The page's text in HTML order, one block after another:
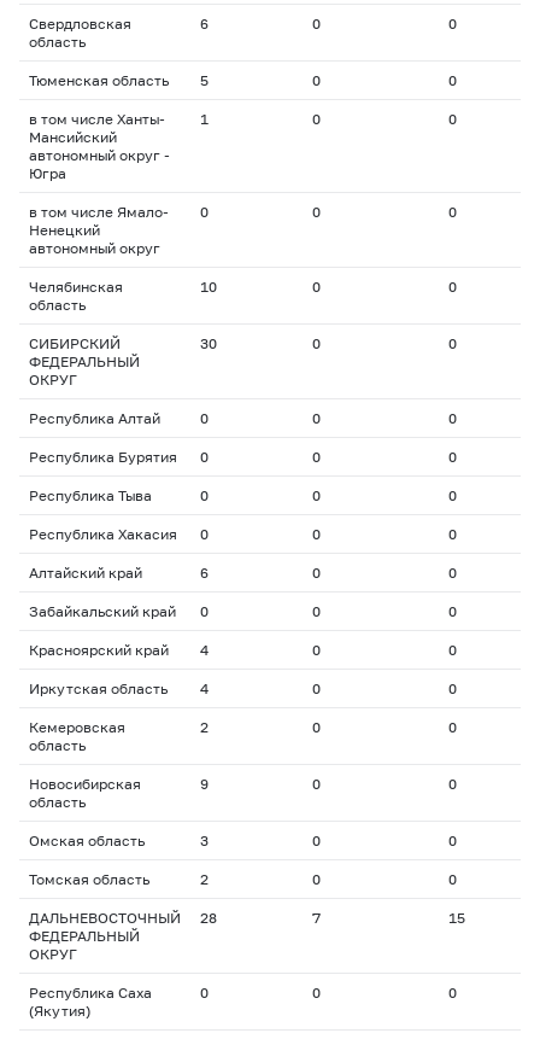
Свердловская
область
6 0 0
Тюменская область 5 0 0
в том числе Ханты-
Мансийский
автономный округ -
Югра
1 0 0
в том числе Ямало-
Ненецкий
автономный округ
0 0 0
Челябинская
область
10 0 0
СИБИРСКИЙ
ФЕДЕРАЛЬНЫЙ
ОКРУГ
30 0 0
Республика Алтай 0 0 0
Республика Бурятия 0 0 0
Республика Тыва 0 0 0
Республика Хакасия 0 0 0
Алтайский край 6 0 0
Забайкальский край 0 0 0
Красноярский край 4 0 0
Иркутская область 4 0 0
Кемеровская
область
2 0 0
Новосибирская
область
9 0 0
Омская область 3 0 0
Томская область 2 0 0
ДАЛЬНЕВОСТОЧНЫЙ
ФЕДЕРАЛЬНЫЙ
ОКРУГ
28 7 15
Республика Саха
(Якутия)
0 0 0